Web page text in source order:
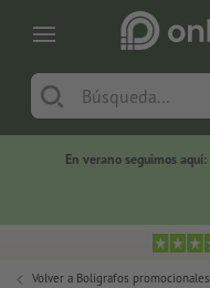
En verano seguimos aquí:
Volver a Bolígrafos promocionales